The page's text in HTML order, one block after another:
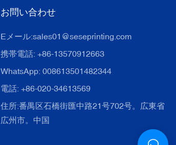
お問い合わせ
Eメール:sales01@seseprinting.com
携帯電話: +86-13570912663
WhatsApp: 008613501482344
電話: +86-020-34613569
住所:番禺区石橋街匯中路21号702号。広東省
広州市。中国